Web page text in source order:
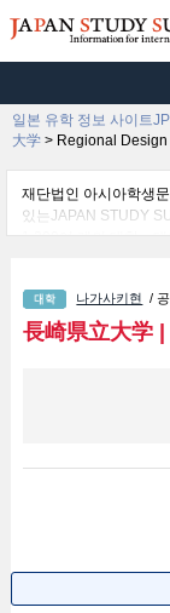
일본 유학 정보 사이트
大学 > Regional
재단법인 아시아학생
있는JAPAN STUDY
1,300여 개의 대학・
Administration 학부및
Studies 학부및
Development 학부 등
으므로 많이 이용해
나가사키현 /
長崎県立大学|